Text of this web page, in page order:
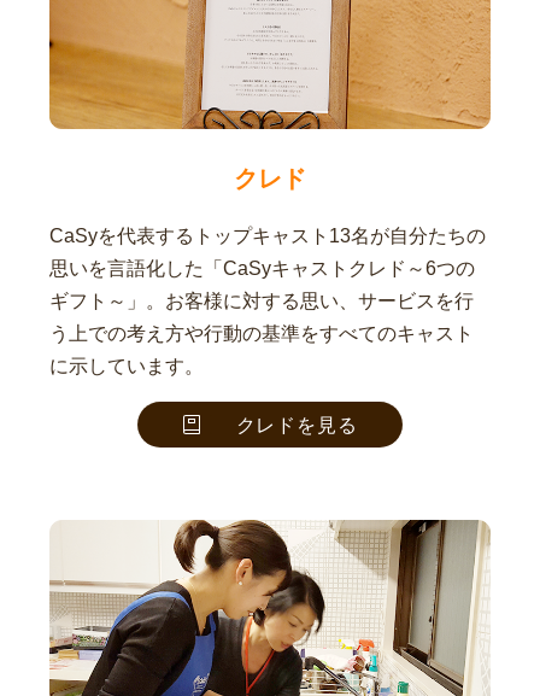
クレド
CaSyを代表するトップキャスト13名が自分たちの
思いを言語化した「CaSyキャストクレド～6つの
ギフト～」。お客様に対する思い、サービスを行
う上での考え方や行動の基準をすべてのキャスト
に示しています。
クレドを見る